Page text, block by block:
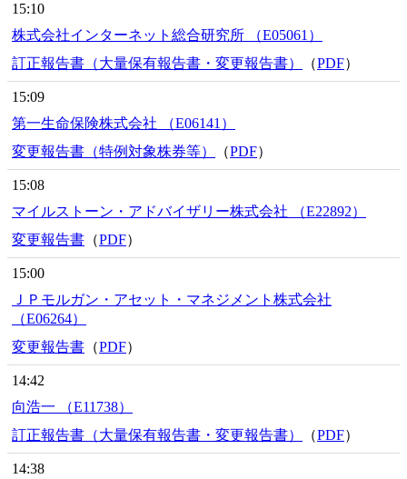
15:10
株式会社インターネット総合研究所 （E05061）
訂正報告書（大量保有報告書・変更報告書）
（PDF）
15:09
第一生命保険株式会社 （E06141）
変更報告書（特例対象株券等）
（PDF）
15:08
マイルストーン・アドバイザリー株式会社 （E22892）
変更報告書 （PDF）
15:00
ＪＰモルガン・アセット・マネジメント株式会社
（E06264）
変更報告書 （PDF）
14:42
向浩一 （E11738）
訂正報告書（大量保有報告書・変更報告書）
（PDF）
14:38